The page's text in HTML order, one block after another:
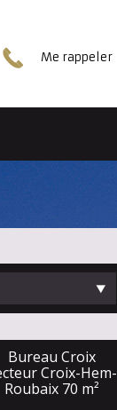
Me rappeler
Bureau Croix
Croix-Hem-
Roubaix 70 m²